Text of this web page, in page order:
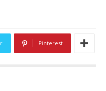
Pinterest